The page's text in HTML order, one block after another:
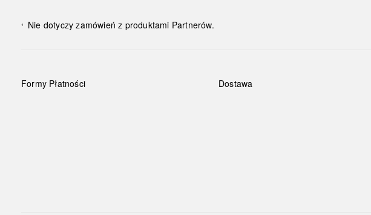
¹ Nie dotyczy zamówień z produktami Partnerów.
Formy Płatności Dostawa